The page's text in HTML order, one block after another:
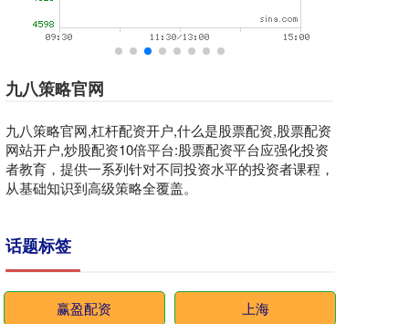
九八策略官网
九八策略官网,杠杆配资开户,什么是股票配资,股票配资
网站开户,炒股配资10倍平台:股票配资平台应强化投资
者教育，提供一系列针对不同投资水平的投资者课程，
从基础知识到高级策略全覆盖。
话题标签
赢盈配资 上海